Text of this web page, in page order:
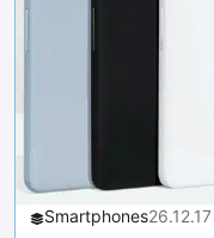
Smartphones26.12.17